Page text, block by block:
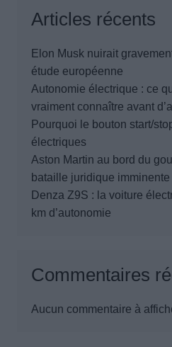
Articles récents
Elon Musk nuirait
étude européenne
Autonomie électrique : ce
vraiment connaître avant
Pourquoi le bouton start/
électriques
Aston Martin au bord du
bataille juridique imminente
Denza Z9S : la voiture
km d’autonomie
Commentaires
Aucun commentaire à